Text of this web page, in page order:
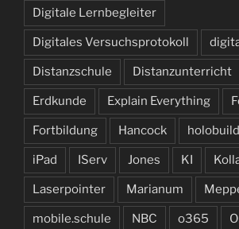
Digitale Lernbegleiter
Digitales Versuchsprotokoll
Distanzschule Distanzunterricht
Erdkunde Explain Everything
Fortbildung Hancock
iPad IServ Jones KI
Laserpointer Marianum
mobile.schule NBC o365